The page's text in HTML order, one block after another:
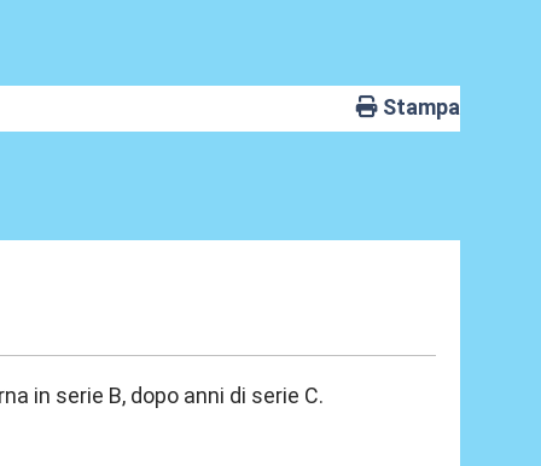
Stampa
in serie B, dopo anni di serie C.